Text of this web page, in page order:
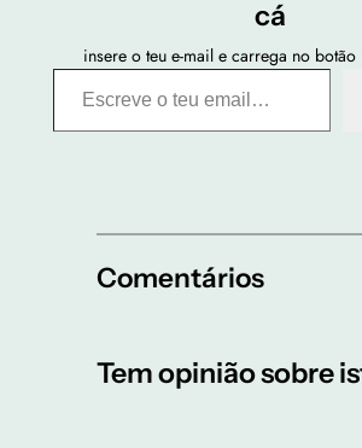
cá
insere o teu e-mail e carrega no botão
Escreve o teu email…
Comentários
Tem opinião sobre